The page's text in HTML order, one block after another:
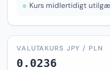
Kurs midlertidigt
VALUTAKURS JPY / PLN
0.0236